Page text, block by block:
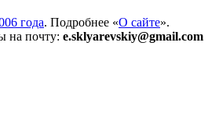
года. Подробнее «О сайте».
на почту: e.sklyarevskiy@gmail.com